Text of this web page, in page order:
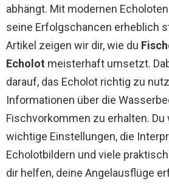
abhängt. Mit modernen
seine Erfolgschancen erheblich
Artikel zeigen wir dir, wie du
Echolot meisterhaft umsetzt.
darauf, das Echolot richtig zu
Informationen über die
Fischvorkommen zu erhalten.
wichtige Einstellungen, die
Echolotbildern und viele
dir helfen, deine Angelausflüge